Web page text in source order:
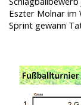
Eszter Molnar im
Sprint gewann